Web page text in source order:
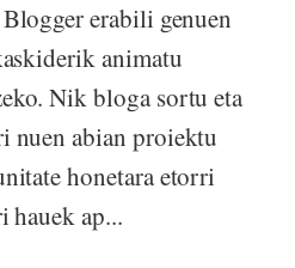
erabili genuen
animatu
Nik bloga sortu eta
nuen abian proiektu
honetara etorri
ap...